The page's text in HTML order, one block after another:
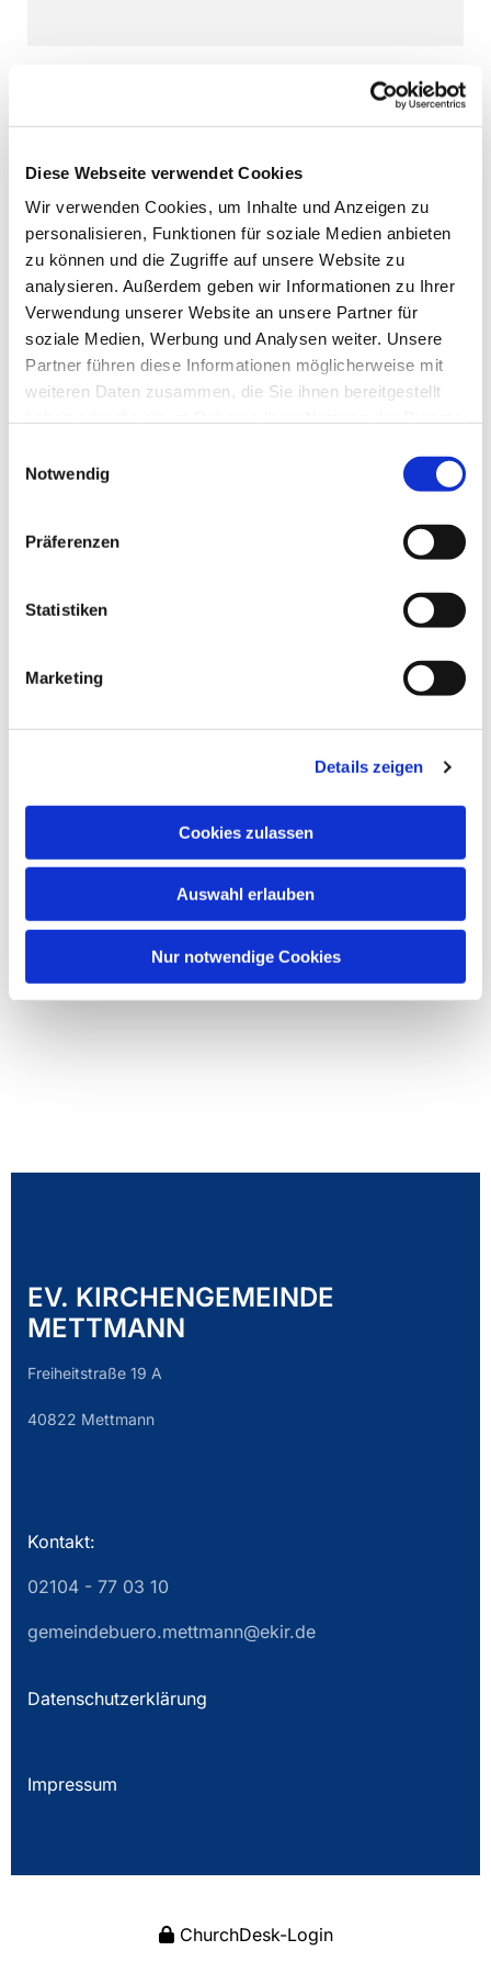
Diese Webseite verwendet Cookies
Wir verwenden Cookies, um Inhalte und Anzeigen zu
personalisieren, Funktionen für soziale Medien anbieten
zu können und die Zugriffe auf unsere Website zu
analysieren. Außerdem geben wir Informationen zu Ihrer
Verwendung unserer Website an unsere Partner für
soziale Medien, Werbung und Analysen weiter. Unsere
Partner führen diese Informationen möglicherweise mit
weiteren Daten zusammen, die Sie ihnen bereitgestellt
Notwendig
Präferenzen
Statistiken
Marketing
Details zeigen
Cookies zulassen
Auswahl erlauben
Nur notwendige Cookies
Dies könnte Sie auch
EV. KIRCHENGEMEINDE
METTMANN
Freiheitstraße 19 A
40822 Mettmann
Kontakt:
02104 - 77 03 10
gemeindebuero.mettmann@ekir.de
Datenschutzerklärung
Impressum
ChurchDesk-Login